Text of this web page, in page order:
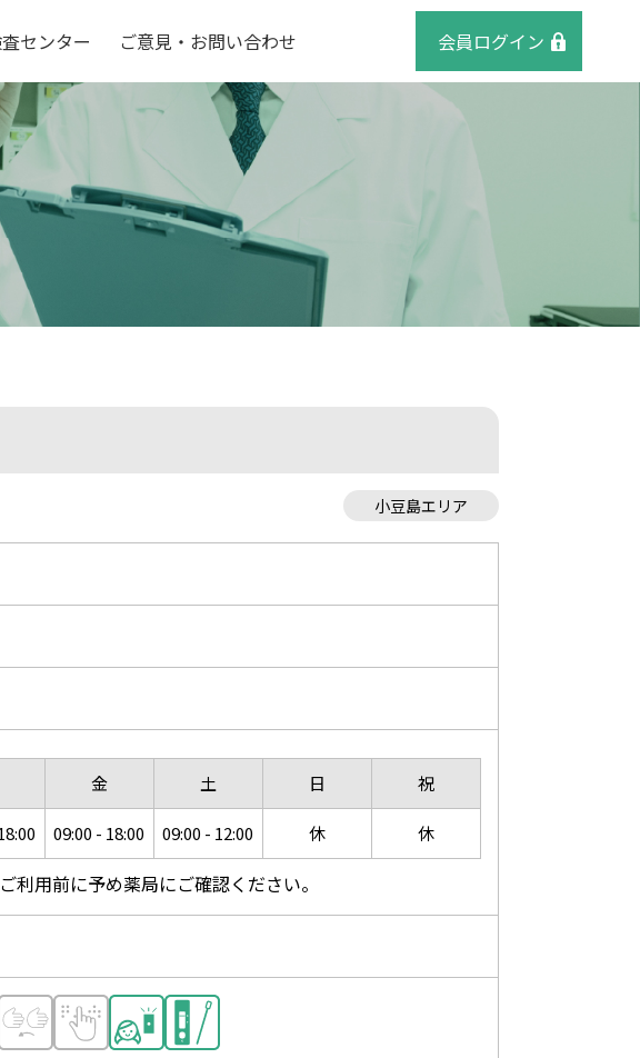
センター ご意見・お問い合わせ 会員ログイン
小豆島エリア
金
09:00 - 18:00
土
09:00 - 12:00
日
休
祝
休
用前に予め薬局にご確認ください。